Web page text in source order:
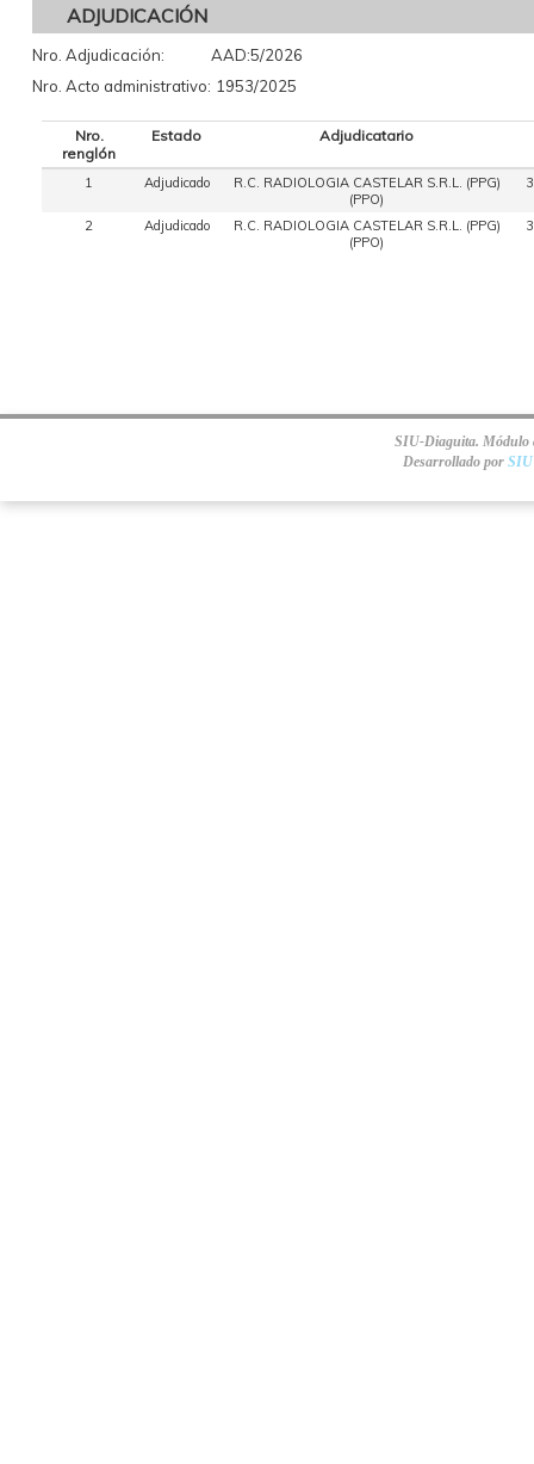
ADJUDICACIÓN
Nro. Adjudicación:
AAD:5/2026
Nro. Acto administrativo: 1953/2025
Nro.
renglón
Estado Adjudicatario
1 Adjudicado
R.C. RADIOLOGIA CASTELAR S.R.L. (PPG)
(PPO)
2 Adjudicado
R.C. RADIOLOGIA CASTELAR S.R.L. (PPG)
(PPO)
SIU-Diaguita. Módulo
Desarrollado por SIU